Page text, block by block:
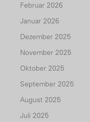
Februar 2026
Januar 2026
Dezember 2025
November 2025
Oktober 2025
September 2025
August 2025
Juli 2025